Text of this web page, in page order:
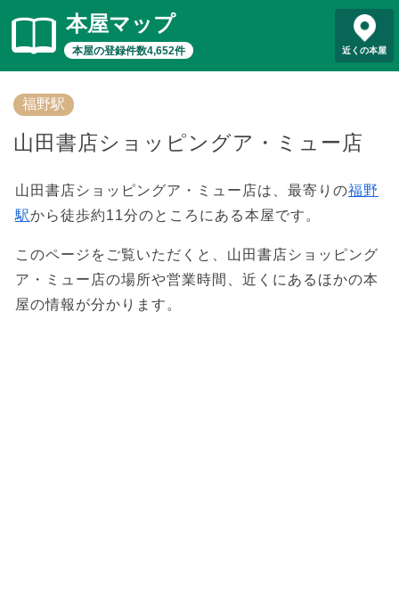
本屋マップ
本屋の登録件数4,652件 近くの本屋
福野駅
山田書店ショッピングア・ミュー店
山田書店ショッピングア・ミュー店は、最寄りの福野
駅から徒歩約11分のところにある本屋です。
このページをご覧いただくと、山田書店ショッピング
ア・ミュー店の場所や営業時間、近くにあるほかの本
屋の情報が分かります。